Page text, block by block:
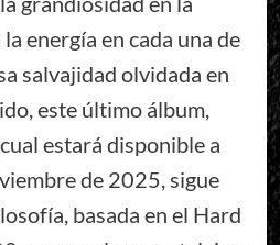
energía en cada una de
salvajidad olvidada en
este último álbum,
estará disponible a
de 2025, sigue
basada en el Hard